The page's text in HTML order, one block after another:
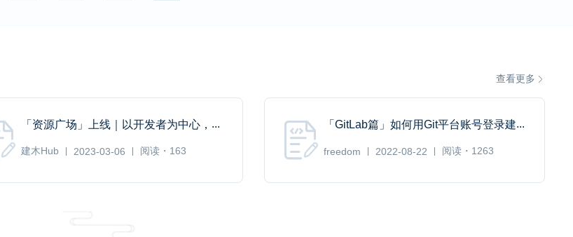
查看更多
「资源广场」上线｜以开发者为中心， ...
建木Hub 2023-03-06 阅读・163
「GitLab篇」如何用Git平台账号登录建...
freedom 2022-08-22 阅读・1263